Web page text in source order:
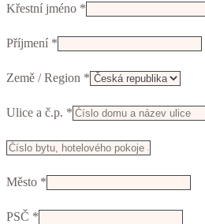
Křestní jméno *
Příjmení *
Země / Region *
Ulice a č.p. *
Např.
vchodu,
firma,
Město *
PSČ *